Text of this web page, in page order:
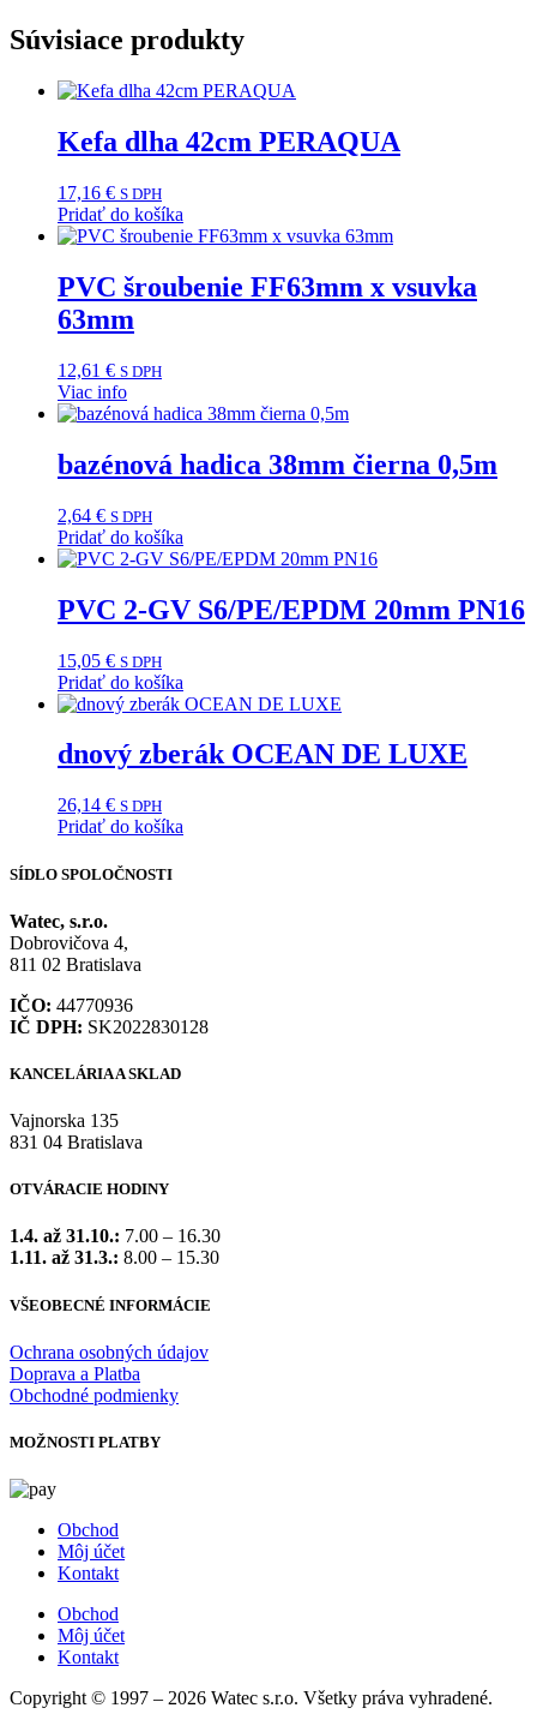
Súvisiace produkty
Kefa dlha 42cm PERAQUA
17,16 € S DPH
Pridať do košíka
PVC šroubenie FF63mm x vsuvka
63mm
12,61 € S DPH
Viac info
bazénová hadica 38mm čierna 0,5m
2,64 € S DPH
Pridať do košíka
PVC 2-GV S6/PE/EPDM 20mm PN16
15,05 € S DPH
Pridať do košíka
dnový zberák OCEAN DE LUXE
26,14 € S DPH
Pridať do košíka
SÍDLO SPOLOČNOSTI
Watec, s.r.o.
Dobrovičova 4,
811 02 Bratislava
IČO: 44770936
IČ DPH: SK2022830128
KANCELÁRIA A SKLAD
Vajnorska 135
831 04 Bratislava
OTVÁRACIE HODINY
1.4. až 31.10.: 7.00 – 16.30
1.11. až 31.3.: 8.00 – 15.30
VŠEOBECNÉ INFORMÁCIE
Ochrana osobných údajov
Doprava a Platba
Obchodné podmienky
MOŽNOSTI PLATBY
Obchod
Môj účet
Kontakt
Obchod
Môj účet
Kontakt
Copyright © 1997 – 2026 Watec s.r.o. Všetky práva vyhradené.